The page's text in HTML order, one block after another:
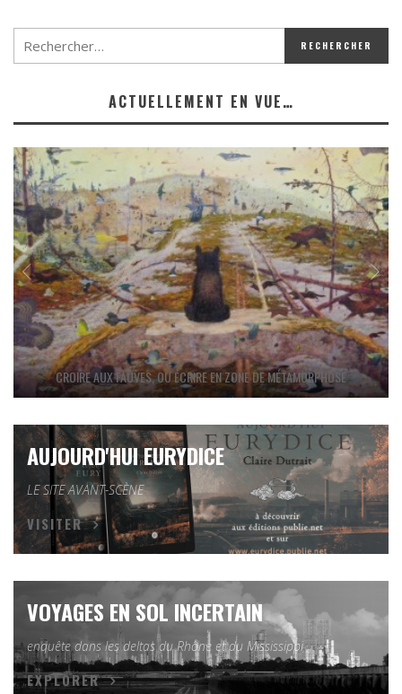
ACTUELLEMENT EN VUE…
CROIRE AUX FAUVES, OU ÉCRIRE EN ZONE DE MÉTAMORPHOSE
AUJOURD'HUI EURYDICE
LE SITE AVANT-SCÈNE
VISITER
VOYAGES EN SOL INCERTAIN
enquête dans les deltas du Rhône et du Mississippi
EXPLORER